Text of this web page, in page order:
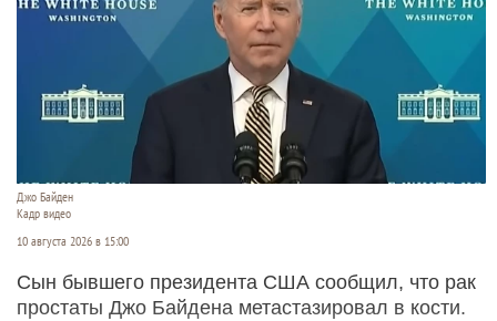
Джо Байден
Кадр видео
10 августа 2026 в 15:00
Сын бывшего президента США сообщил, что рак
простаты Джо Байдена метастазировал в кости.